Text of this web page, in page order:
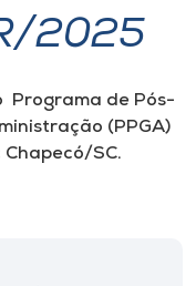
2025
Programa de Pós-
(PPGA)
SC.